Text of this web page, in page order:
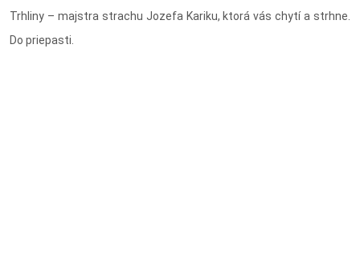
Trhliny – majstra strachu Jozefa Kariku, ktorá vás chytí a strhne.
Do priepasti.